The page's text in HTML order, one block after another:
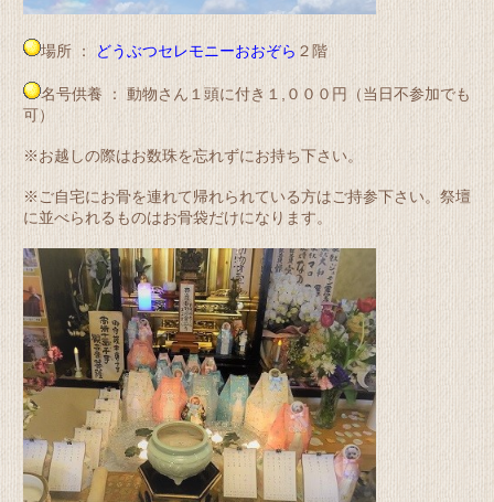
場所 ： どうぶつセレモニーおおぞら ２階
名号供養 ： 動物さん１頭に付き１,０００円（当日不参加でも
可）
※お越しの際はお数珠を忘れずにお持ち下さい。
※ご自宅にお骨を連れて帰れられている方はご持参下さい。祭壇
に並べられるものはお骨袋だけになります。